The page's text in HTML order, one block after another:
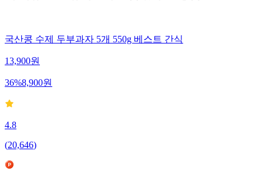
국산콩 수제 두부과자 5개 550g 베스트 간식
13,900원
36%8,900원
4.8
(20,646)